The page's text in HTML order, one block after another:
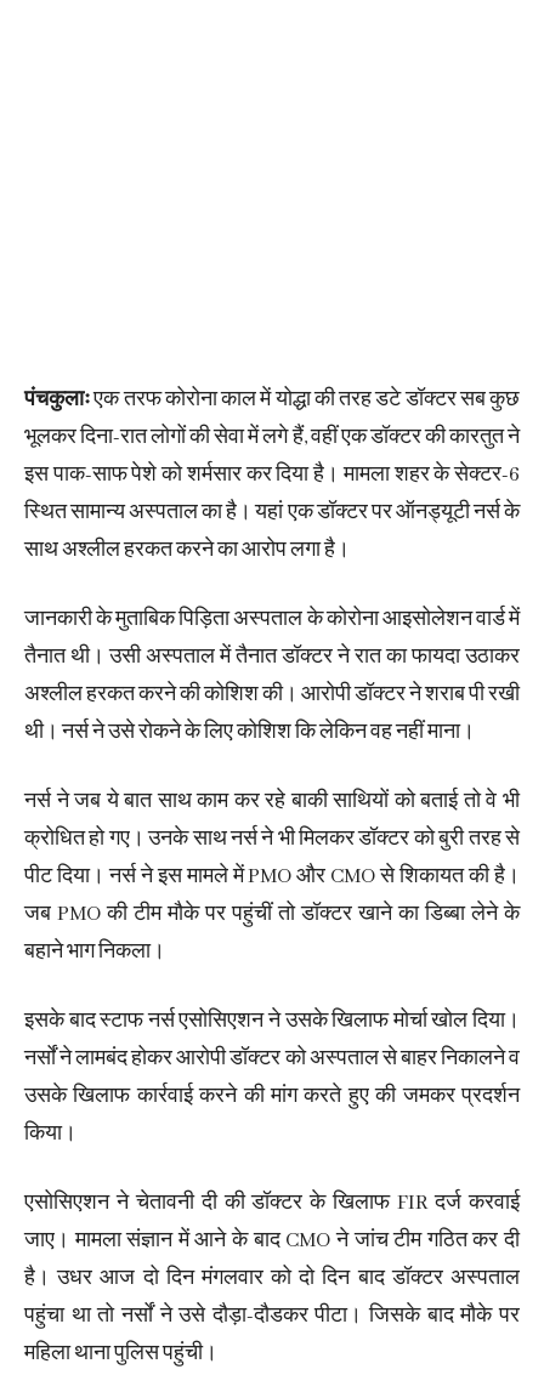
पंचकुलाःएक तरफ कोरोना काल में योद्धा की तरह डटे डॉक्टर सब कुछ
भूलकर दिना-रात लोगों की सेवा में लगे हैं, वहीं एक डॉक्टर की कारतुत ने
इस पाक-साफ पेशे को शर्मसार कर दिया है। मामला शहर के सेक्टर-6
स्थित सामान्य अस्पताल का है। यहां एक डॉक्टर पर ऑनड्यूटी नर्स के
साथ अश्लील हरकत करने का आरोप लगा है।
जानकारी के मुताबिक पिड़िता अस्पताल के कोरोना आइसोलेशन वार्ड में
तैनात थी। उसी अस्पताल में तैनात डॉक्टर ने रात का फायदा उठाकर
अश्लील हरकत करने की कोशिश की। आरोपी डॉक्टर ने शराब पी रखी
थी। नर्स ने उसे रोकने के लिए कोशिश कि लेकिन वह नहीं माना।
नर्स ने जब ये बात साथ काम कर रहे बाकी साथियों को बताई तो वे भी
क्रोधित हो गए। उनके साथ नर्स ने भी मिलकर डॉक्टर को बुरी तरह से
पीट दिया। नर्स ने इस मामले में PMO और CMO से शिकायत की है।
जब PMO की टीम मौके पर पहुंचीं तो डॉक्टर खाने का डिब्बा लेने के
बहाने भाग निकला।
इसके बाद स्टाफ नर्स एसोसिएशन ने उसके खिलाफ मोर्चा खोल दिया।
नर्सों ने लामबंद होकर आरोपी डॉक्टर को अस्पताल से बाहर निकालने व
उसके खिलाफ कार्रवाई करने की मांग करते हुए की जमकर प्रदर्शन
किया।
एसोसिएशन ने चेतावनी दी की डॉक्टर के खिलाफ FIR दर्ज करवाई
जाए। मामला संज्ञान में आने के बाद CMO ने जांच टीम गठित कर दी
है। उधर आज दो दिन मंगलवार को दो दिन बाद डॉक्टर अस्पताल
पहुंचा था तो नर्सों ने उसे दौड़ा-दौडकर पीटा। जिसके बाद मौके पर
महिला थाना पुलिस पहुंची।